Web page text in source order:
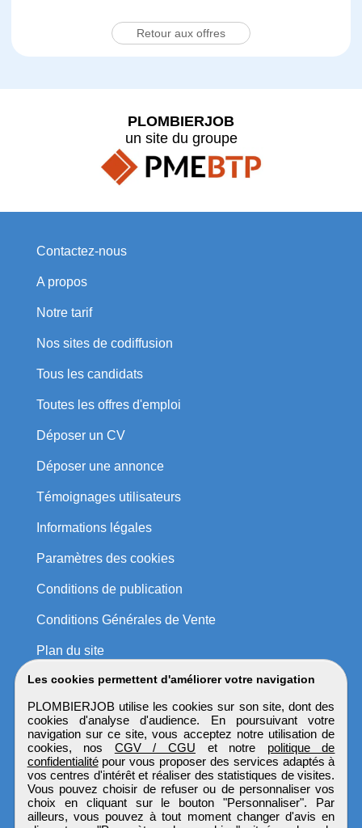
Retour aux offres
Les cookies permettent d'améliorer votre navigation
PLOMBIERJOB utilise les cookies sur son site, dont des
cookies d'analyse d'audience. En poursuivant votre
navigation sur ce site, vous acceptez notre utilisation de
cookies, nos CGV / CGU et notre politique de
confidentialitépour vous proposer des services adaptés à
vos centres d'intérêt et réaliser des statistiques de visites.
Vous pouvez choisir de refuser ou de personnaliser vos
choix en cliquant sur le bouton "Personnaliser". Par
ailleurs, vous pouvez à tout moment changer d'avis en
PLOMBIERJOB
un site du groupe
Contactez-nous
A propos
Notre tarif
Nos sites de codiffusion
Tous les candidats
Toutes les offres d'emploi
Déposer un CV
Déposer une annonce
Témoignages utilisateurs
Informations légales
Paramètres des cookies
Conditions de publication
Conditions Générales de Vente
Plan du site